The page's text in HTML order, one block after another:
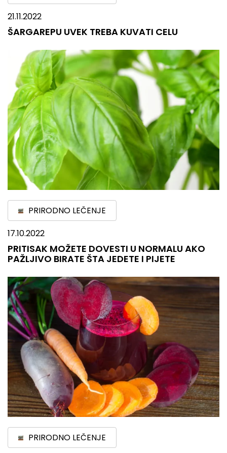
21.11.2022
ŠARGAREPU UVEK TREBA KUVATI CELU
PRIRODNO LEČENJE
17.10.2022
PRITISAK MOŽETE DOVESTI U NORMALU AKO
PAŽLJIVO BIRATE ŠTA JEDETE I PIJETE
PRIRODNO LEČENJE